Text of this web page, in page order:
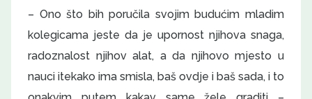
– Ono što bih poručila svojim budućim mladim
kolegicama jeste da je upornost njihova snaga,
radoznalost njihov alat, a da njihovo mjesto u
nauci itekako ima smisla, baš ovdje i baš sada, i to